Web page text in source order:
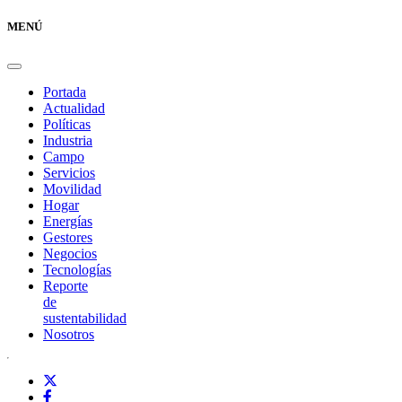
MENÚ
Portada
Actualidad
Políticas
Industria
Campo
Servicios
Movilidad
Hogar
Energías
Gestores
Negocios
Tecnologías
Reporte
de
sustentabilidad
Nosotros